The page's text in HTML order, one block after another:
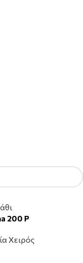
200 P
Χειρός